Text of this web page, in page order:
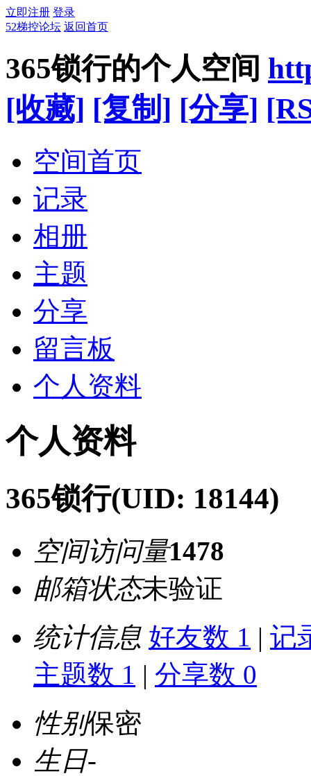
立即注册 登录
52梯控论坛 返回首页
365锁行的个人空间
[收藏] [复制] [分享]
空间首页
记录
相册
主题
分享
留言板
个人资料
个人资料
365锁行(UID: 18144)
空间访问量1478
邮箱状态未验证
统计信息 好友数 1 | 记
主题数 1 | 分享数 0
性别保密
生日-